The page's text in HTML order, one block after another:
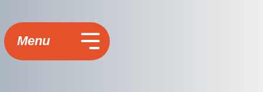
Menu